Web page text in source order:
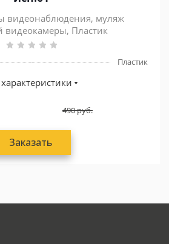
видеонаблюдения, муляж
видеокамеры, Пластик
Пластик
490руб.
Заказать